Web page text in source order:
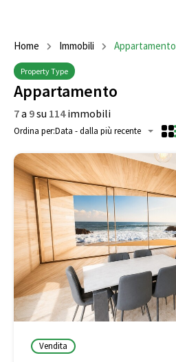
Home Immobili Appartamento
Property Type
Appartamento
7a 9su 114immobili
Ordina per:Data - dalla più recente
Vendita